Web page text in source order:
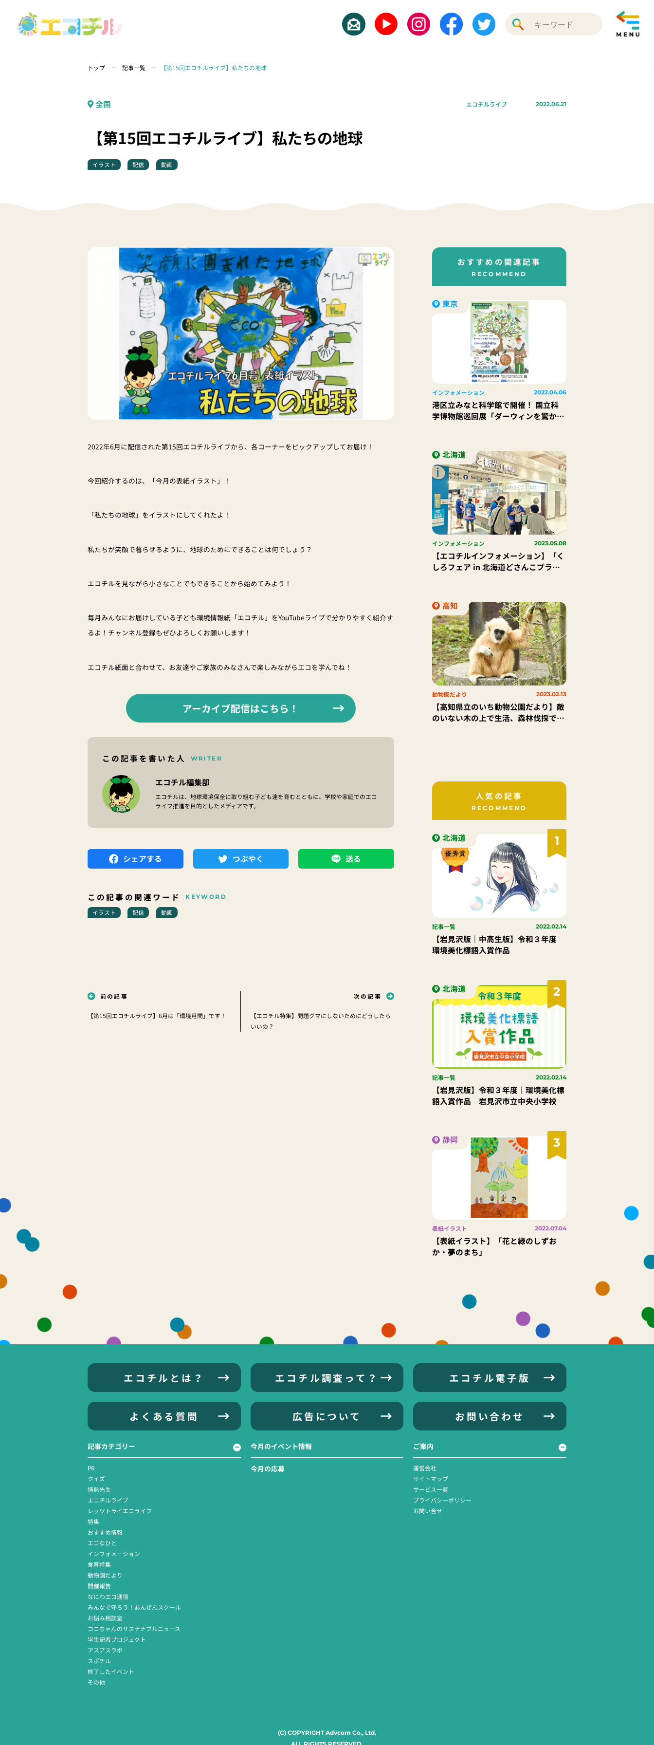
トップ 記事一覧 【第15回エコチルライブ】私たちの地球
全国 エコチルライブ 2022.06.21
【第15回エコチルライブ】私たちの地球
イラスト 配信 動画
2022年6月に配信された第15回エコチルライブから、各コーナーをピックアップしてお届け！
今回紹介するのは、「今月の表紙イラスト」！
「私たちの地球」をイラストにしてくれたよ！
私たちが笑顔で暮らせるように、地球のためにできることは何でしょう？
エコチルを見ながら小さなことでもできることから始めてみよう！
毎月みんなにお届けしている子ども環境情報紙「エコチル」をYouTubeライブで分かりやすく紹介す
るよ！チャンネル登録もぜひよろしくお願いします！
エコチル紙面と合わせて、お友達やご家族のみなさんで楽しみながらエコを学んでね！
アーカイブ配信はこちら！
この記事を書いた人 WRITER
エコチル編集部
エコチルは、地球環境保全に取り組む子ども達を育むとともに、学校や家庭でのエコ
ライフ推進を目的としたメディアです。
シェアする つぶやく 送る
この記事の関連ワード KEYWORD
イラスト 配信 動画
前の記事
【第15回エコチルライブ】6月は「環境月間」です！
次の記事
【エコチル特集】問題グマにしないためにどうしたら
いいの？
おすすめの関連記事
RECOMMEND
東京
インフォメーション 2022.04.06
港区立みなと科学館で開催！ 国立科
学博物館巡回展「ダーウィンを驚かせ
北海道
インフォメーション 2023.05.08
【エコチルインフォメーション】「く
しろフェア in 北海道どさんこプラザ
高知
動物園だより 2023.02.13
【高知県立のいち動物公園だより】敵
のいない木の上で生活、森林伐採で絶
人気の記事
RECOMMEND
1
北海道
記事一覧 2022.02.14
【岩見沢版｜中高生版】令和３年度
環境美化標語入賞作品
2
北海道
記事一覧 2022.02.14
【岩見沢版】令和３年度｜環境美化標
語入賞作品 岩見沢市立中央小学校
3
静岡
表紙イラスト 2022.07.04
【表紙イラスト】「花と緑のしずお
か・夢のまち」
エコチルとは？ エコチル調査って？ エコチル電子版
よくある質問 広告について お問い合わせ
記事カテゴリー
PR
クイズ
情熱先生
エコチルライブ
レッツトライエコライフ
特集
おすすめ情報
エコなひと
インフォメーション
食育特集
動物園だより
開催報告
なにわエコ通信
みんなで守ろう！あんぜんスクール
お悩み相談室
ココちゃんのサステナブルニュース
学生記者プロジェクト
アスアスラボ
スポチル
終了したイベント
その他
今月のイベント情報
今月の応募
ご案内
運営会社
サイトマップ
サービス一覧
プライバシーポリシー
お問い合せ
(C) COPYRIGHT Advcom Co., Ltd.